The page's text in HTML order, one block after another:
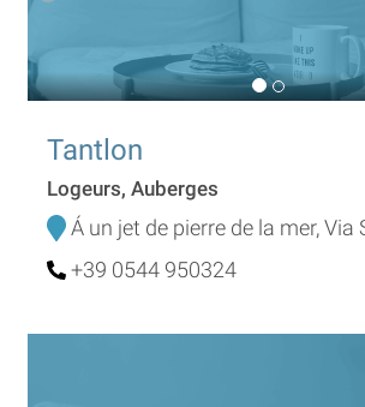
Tantlon
Logeurs, Auberges
+39 0544 950324